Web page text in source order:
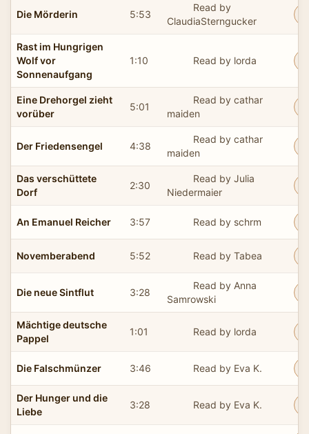
Die Mörderin 5:53
Read by
ClaudiaSterngucker
Rast im Hungrigen
Wolf vor
Sonnenaufgang
1:10 Read by lorda
Eine Drehorgel zieht
vorüber
5:01
Read by cathar
maiden
Der Friedensengel 4:38
Read by cathar
maiden
Das verschüttete
Dorf
2:30
Read by Julia
Niedermaier
An Emanuel Reicher 3:57 Read by schrm
Novemberabend 5:52 Read by Tabea
Die neue Sintflut 3:28
Read by Anna
Samrowski
Mächtige deutsche
Pappel
1:01 Read by lorda
Die Falschmünzer 3:46 Read by Eva K.
Der Hunger und die
Liebe
3:28 Read by Eva K.